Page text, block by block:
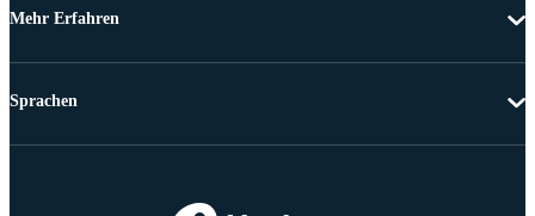
Mehr Erfahren
Sprachen